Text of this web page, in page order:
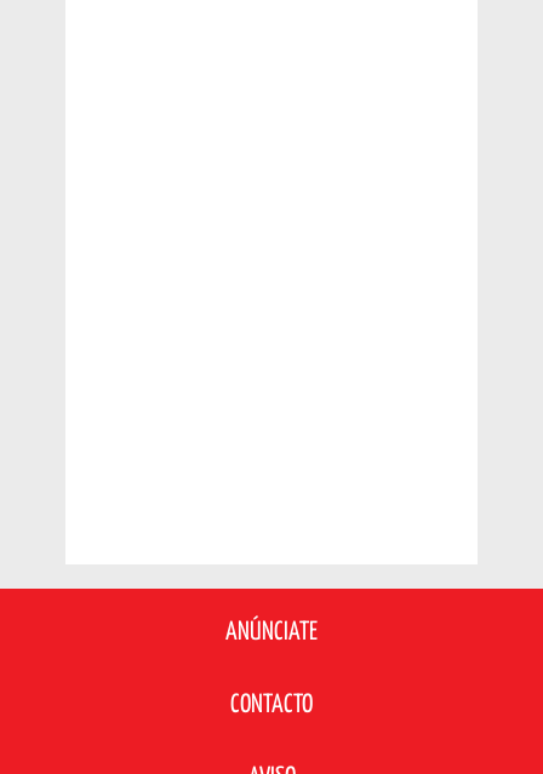
ANÚNCIATE
CONTACTO